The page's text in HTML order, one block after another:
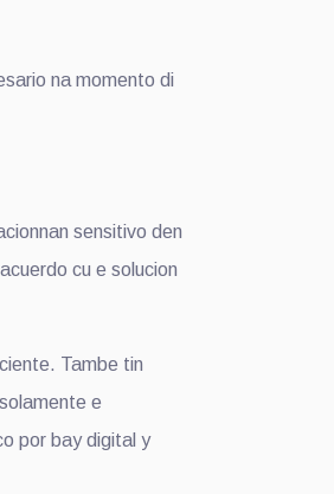
na momento di
sensitivo den
cu e solucion
Tambe tin
e
por bay digital y